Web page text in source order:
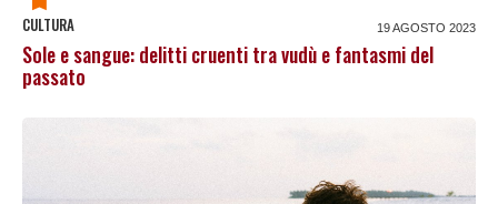
CULTURA 19 AGOSTO 2023
Sole e sangue: delitti cruenti tra vudù e fantasmi del
passato